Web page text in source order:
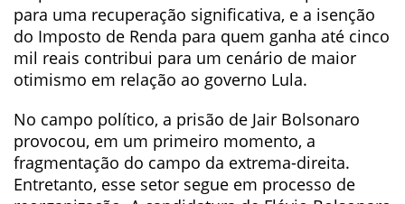
para uma recuperação significativa, e a isenção
do Imposto de Renda para quem ganha até cinco
mil reais contribui para um cenário de maior
otimismo em relação ao governo Lula.
No campo político, a prisão de Jair Bolsonaro
provocou, em um primeiro momento, a
fragmentação do campo da extrema-direita.
Entretanto, esse setor segue em processo de